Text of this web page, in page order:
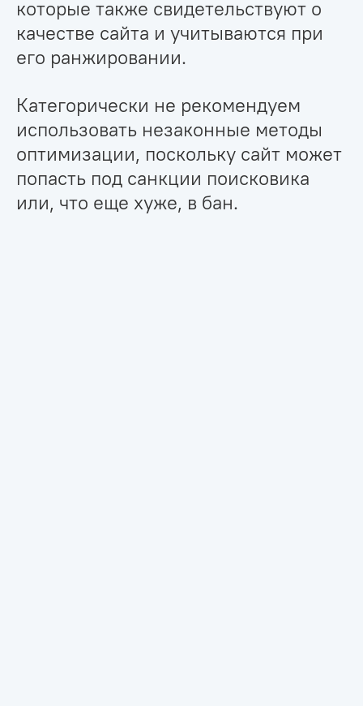
которые также свидетельствуют о
качестве сайта и учитываются при
его ранжировании.
Категорически не рекомендуем
использовать незаконные методы
оптимизации, поскольку сайт может
попасть под санкции поисковика
или, что еще хуже, в бан.